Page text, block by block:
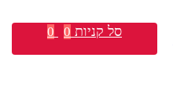
סל קניות 0
0